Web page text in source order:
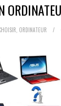
ORDINATEUR